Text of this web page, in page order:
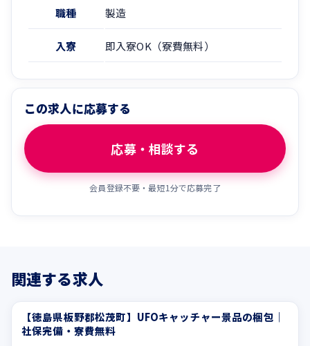
職種 製造
入寮 即入寮OK（寮費無料）
この求人に応募する
応募・相談する
会員登録不要・最短1分で応募完了
関連する求人
交通費支給 ブランクOK
【徳島県板野郡松茂町】UFOキャッチャー景品の梱包｜
社保完備・寮費無料